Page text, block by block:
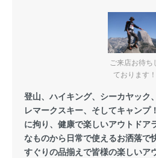
ご来店お待ち
ております！
登山、ハイキング、シーカヤック
レマークスキー、そしてキャンプ
に拘り、健康で楽しいアウトドア
なものから日常で使えるお洒落で
すぐりの品揃えで皆様の楽しいア